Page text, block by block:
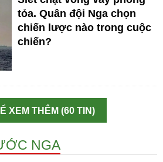
tỏa. Quân đội Nga chọn
chiến lược nào trong cuộc
chiến?
XEM THÊM (60 TIN)
NGA